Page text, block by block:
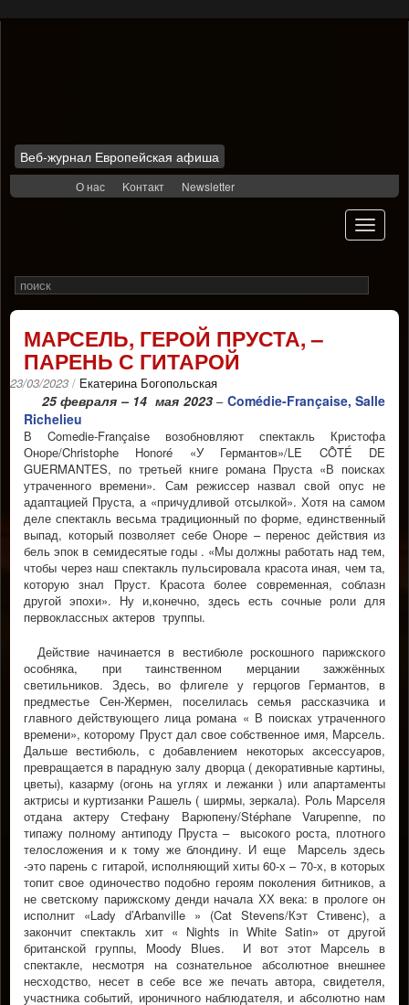
Веб-журнал Европейская афиша
О нас Kонтакт Newsletter
Toggle
Search
for
МАРСЕЛЬ, ГЕРОЙ ПРУСТА, –
ПАРЕНЬ С ГИТАРОЙ
23/03/2023 / Екатерина Богопольская
25 февраля – 14 мая 2023–Comédie-Française, Salle
Richelieu
В Comedie-Française возобновляют спектакль Кристофа
Оноре/Christophe Honoré «У Германтов»/LE CÔTÉ DE
GUERMANTES, по третьей книге романа Пруста «В поисках
утраченного времени». Сам режиссер назвал свой опус не
адаптацией Пруста, а «причудливой отсылкой». Хотя на самом
деле спектакль весьма традициoнный по форме, единственный
выпад, который позволяет себе Оноре – перенос действия из
бель эпок в семидесятые годы . «Мы должны работать над тем,
чтобы через наш спектакль пульсировала красота иная, чем та,
которую знал Пруст. Красота более современная, соблазн
другой эпохи». Ну и,конечно, здесь есть сочные роли для
первоклассных актеров труппы.
Действие начинается в вестибюле роскошного парижского
особняка, при таинственном мерцании зажжённых
светильников. Здесь, во флигеле у герцогов Германтов, в
предместье Сен-Жермен, поселилась семья рассказчика и
главного действующего лица романа « В поисках утраченного
времени», которому Пруст дал свое собственное имя, Марсель.
Дальше вестибюль, с добавлением некоторых аксессуаров,
превращается в парадную залу дворца ( декоративные картины,
цветы), казарму (огонь на углях и лежанки ) или апартаменты
актрисы и куртизанки Рашель ( ширмы, зеркала). Роль Марселя
отдана актеру Стефану Варюпену/Stéphane Varupenne, по
типажу полному антиподу Пруста – высокого роста, плотного
телосложения и к тому же блондину. И еще Марсель здесь
-это парень с гитарой, исполняющий хиты 60-х – 70-х, в которых
топит свое одиночество подобно героям поколения битников, а
не светскому парижскому денди начала ХХ века: в прологе он
исполнит «Lady d’Arbanville » (Cat Stevens/Кэт Стивенс), а
закончит спектакль хит « Nights in White Satin» от другой
британской группы, Moody Blues. И вот этот Марсель в
спектакле, несмотря на сознательное абсолютное внешнее
несходство, несет в себе все же печать автора, свидетеля,
участника событий, ироничного наблюдателя, и абсолютно нам